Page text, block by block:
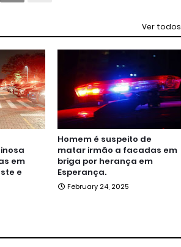
Ver todos
em
e
Homem é suspeito de
matar irmão a facadas em
briga por herança em
Esperança.
February 24, 2025